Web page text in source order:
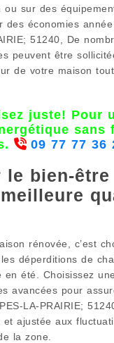
ou sur des
des économies
51240, De
peuvent être
de votre maison
juste! Pour
sans
09 77 77 36
le bien-
rénovée, c’est
déperditions de
en été. Choisissez
avancées pour
LA-PRAIRIE;
ajustée aux
la zone.